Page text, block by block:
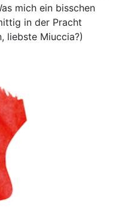
mich ein bisschen
in der Pracht
liebste Miuccia?)